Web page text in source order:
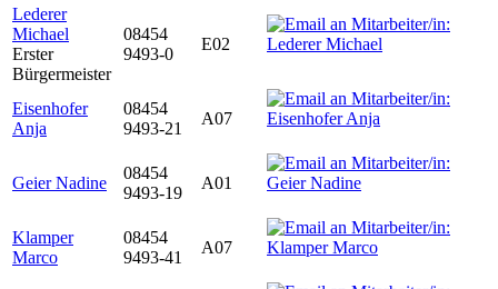
Lederer
Michael
Erster
Bürgermeister
08454
9493-0
E02
Eisenhofer
Anja
08454
9493-21
A07
Geier Nadine
08454
9493-19
A01
Klamper
Marco
08454
9493-41
A07